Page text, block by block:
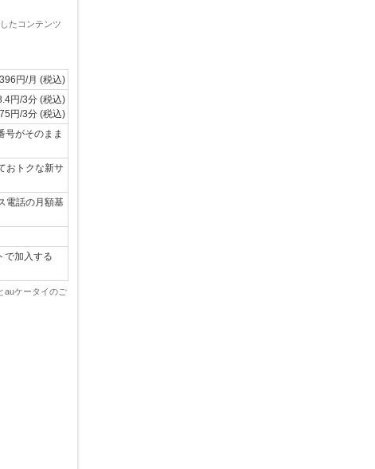
たコンテンツ
円/月 (税込)
円/3分 (税込)
円/3分 (税込)
号がそのまま
おトクな新サ
電話の月額基
で加入する
auケータイのご